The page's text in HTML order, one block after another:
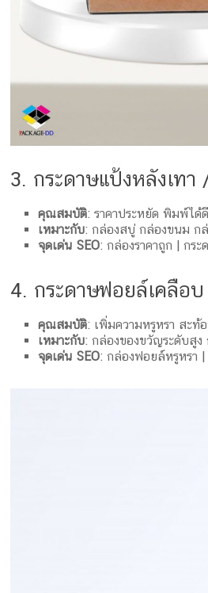
3. กระดาษแป้งหลังเทา
คุณสมบัติ: ราคาประหยัด พิมพ์ได้
เหมาะกับ: กล่องสบู่ กล่องขนม กล่
จุดเด่น SEO: กล่องราคาถูก | กร
4. กระดาษฟอยล์เคลือบ
คุณสมบัติ: เพิ่มความหรูหรา สะท้
เหมาะกับ: กล่องของขวัญระดับสู
จุดเด่น SEO: กล่องฟอยล์หรูหรา